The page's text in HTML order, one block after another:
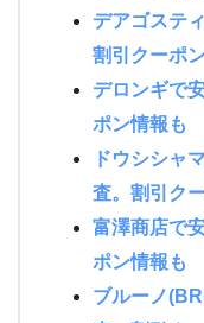
デアゴステ
割引クーポ
デロンギで
ポン情報も
ドウシシャ
査。割引ク
富澤商店で
ポン情報も
ブルーノ